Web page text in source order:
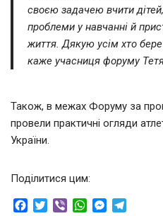
своєю задачею вчити
проблеми у навчанні й
життя. Дякую усім хто
каже учасниця форуму
Також, в межах Форуму за
провели практичні огляди
України.
Поділитися цим:
W
M